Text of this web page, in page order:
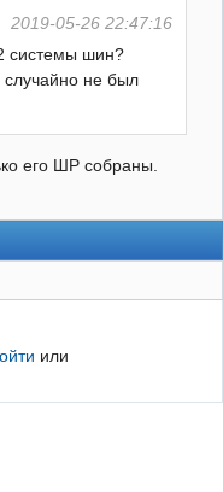
2019-05-26 22:47:16
системы шин?
не был
его ШР собраны.
или